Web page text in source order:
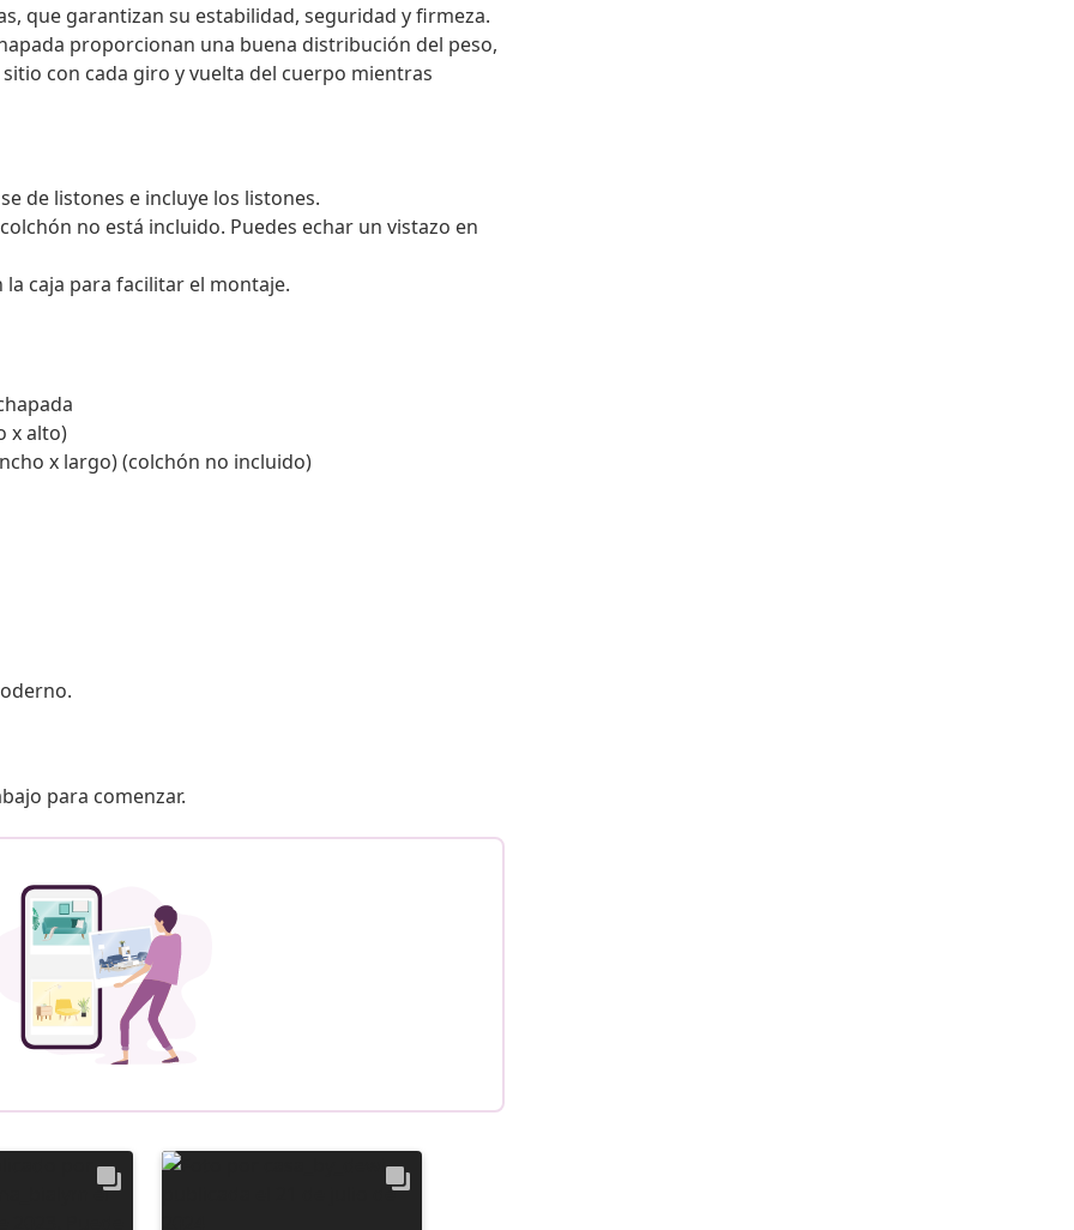
que garantizan su estabilidad, seguridad y firmeza.
proporcionan una buena distribución del peso,
con cada giro y vuelta del cuerpo mientras
de listones e incluye los listones.
no está incluido. Puedes echar un vistazo en
caja para facilitar el montaje.
x alto)
x largo) (colchón no incluido)
para comenzar.